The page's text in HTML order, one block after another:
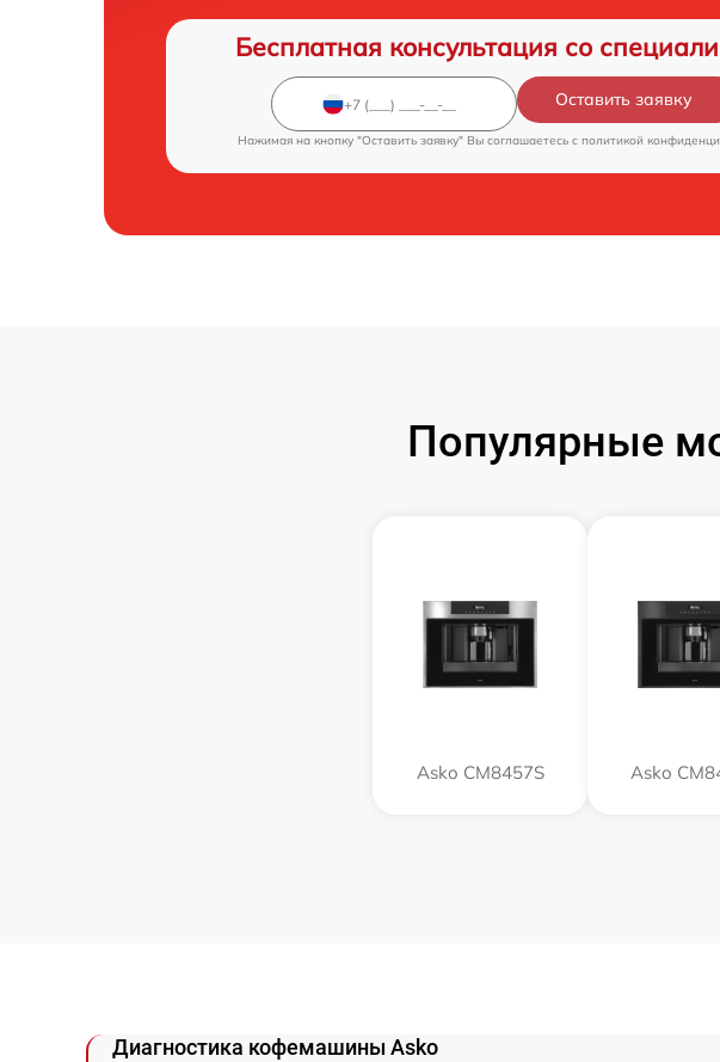
Бесплатная консультация со
Оставить заявку
Нажимая на кнопку "Оставить заявку" Вы соглашаетесь c политикой
Популярные
Asko CM8457S Asko
Диагностика кофемашины Asko